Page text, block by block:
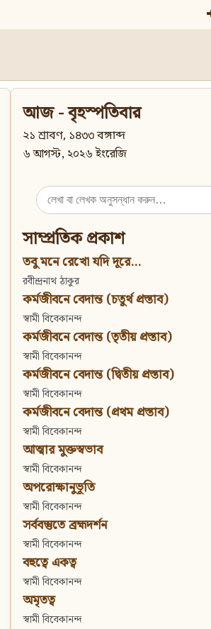
আজ - বৃহস্পতিবার
২১ শ্রাবণ, ১৪৩৩ বঙ্গাব্দ
৬ আগস্ট, ২০২৬ ইংরেজি
Search
for:
সাম্প্রতিক প্রকাশ
তবু মনে রেখো যদি দূরে...
রবীন্দ্রনাথ ঠাকুর
কর্মজীবনে বেদান্ত (চতুর্থ প্রস্তাব)
স্বামী বিবেকানন্দ
কর্মজীবনে বেদান্ত (তৃতীয় প্রস্তাব)
স্বামী বিবেকানন্দ
কর্মজীবনে বেদান্ত (দ্বিতীয় প্রস্তাব)
স্বামী বিবেকানন্দ
কর্মজীবনে বেদান্ত (প্রথম প্রস্তাব)
স্বামী বিবেকানন্দ
আত্মার মুক্তস্বভাব
স্বামী বিবেকানন্দ
অপরোক্ষানুভূতি
স্বামী বিবেকানন্দ
সর্ববস্তুতে ব্রহ্মদর্শন
স্বামী বিবেকানন্দ
বহুত্বে একত্ব
স্বামী বিবেকানন্দ
অমৃতত্ব
স্বামী বিবেকানন্দ